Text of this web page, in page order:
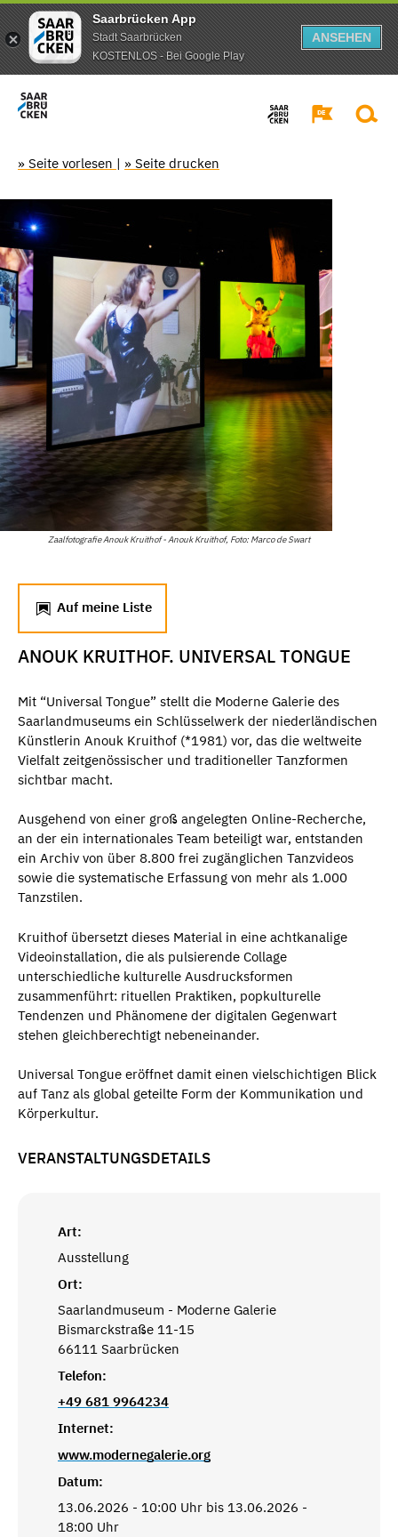
Saarbrücken App
Stadt Saarbrücken
KOSTENLOS - Bei Google Play
ANSEHEN
» Seite vorlesen | » Seite drucken
Zaalfotografie Anouk Kruithof - Anouk Kruithof, Foto: Marco de Swart
Auf meine Liste
ANOUK KRUITHOF. UNIVERSAL TONGUE
Mit “Universal Tongue” stellt die Moderne Galerie des
Saarlandmuseums ein Schlüsselwerk der niederländischen
Künstlerin Anouk Kruithof (*1981) vor, das die weltweite
Vielfalt zeitgenössischer und traditioneller Tanzformen
sichtbar macht.
Ausgehend von einer groß angelegten Online-Recherche,
an der ein internationales Team beteiligt war, entstanden
ein Archiv von über 8.800 frei zugänglichen Tanzvideos
sowie die systematische Erfassung von mehr als 1.000
Tanzstilen.
Kruithof übersetzt dieses Material in eine achtkanalige
Videoinstallation, die als pulsierende Collage
unterschiedliche kulturelle Ausdrucksformen
zusammenführt: rituellen Praktiken, popkulturelle
Tendenzen und Phänomene der digitalen Gegenwart
stehen gleichberechtigt nebeneinander.
Universal Tongue eröffnet damit einen vielschichtigen Blick
auf Tanz als global geteilte Form der Kommunikation und
Körperkultur.
VERANSTALTUNGSDETAILS
Art:
Ausstellung
Ort:
Saarlandmuseum - Moderne Galerie
Bismarckstraße 11-15
66111 Saarbrücken
Telefon:
+49 681 9964234
Internet:
www.modernegalerie.org
Datum:
13.06.2026 - 10:00 Uhr bis 13.06.2026 -
18:00 Uhr